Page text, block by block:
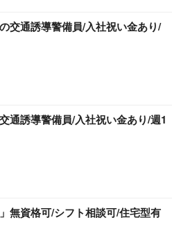
交通誘導警備員/入社祝い金あり/
通誘導警備員/入社祝い金あり/週1
無資格可/シフト相談可/住宅型有